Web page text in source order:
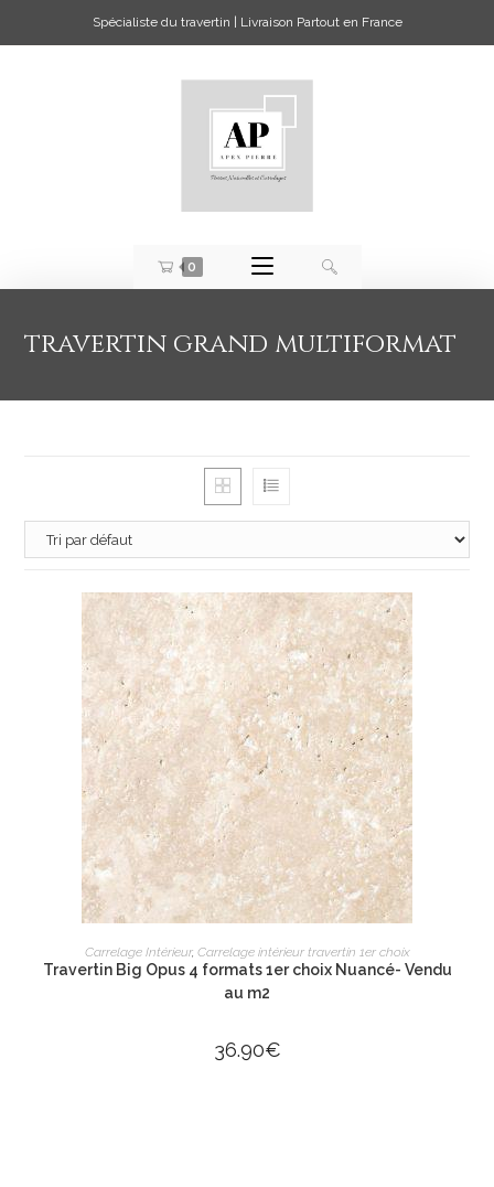
Spécialiste du travertin | Livraison Partout en France
0
travertin grand multiformat
AJOUTER AU PANIER
Carrelage Intérieur, Carrelage intérieur travertin 1er choix
Travertin Big Opus 4 formats 1er choix Nuancé- Vendu
au m2
36.90€